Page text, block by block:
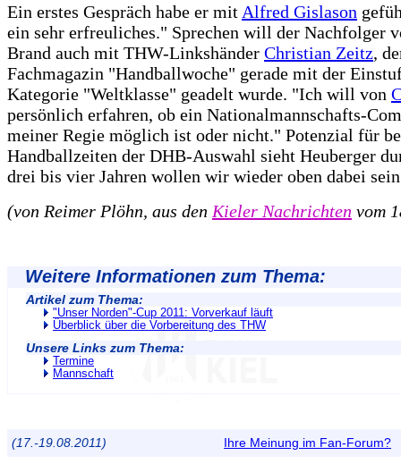
Ein erstes Gespräch habe er mit Alfred Gislason
ein sehr erfreuliches." Sprechen will der Nachfolger
Brand auch mit THW-Linkshänder Christian Zeitz,
Fachmagazin "Handballwoche" gerade mit der
Kategorie "Weltklasse" geadelt wurde. "Ich will von
persönlich erfahren, ob ein Nationalmannschafts-
meiner Regie möglich ist oder nicht." Potenzial für
Handballzeiten der DHB-Auswahl sieht Heuberger
drei bis vier Jahren wollen wir wieder oben dabei
(von Reimer Plöhn, aus den Kieler Nachrichten vom
Weitere Informationen zum Thema:
Artikel zum Thema:
"Unser Norden"-Cup 2011: Vorverkauf läuft
Überblick über die Vorbereitung des THW
Unsere Links zum Thema:
Termine
Mannschaft
(17.-19.08.2011) Ihre Meinung im Fan-Forum?